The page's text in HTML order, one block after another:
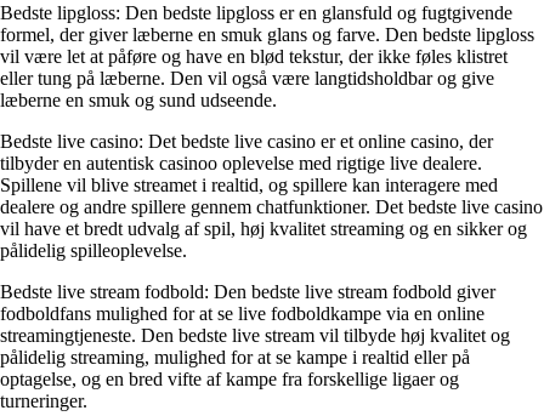
Bedste lipgloss: Den bedste lipgloss er en glansfuld og fugtgivende
formel, der giver læberne en smuk glans og farve. Den bedste lipgloss
vil være let at påføre og have en blød tekstur, der ikke føles klistret
eller tung på læberne. Den vil også være langtidsholdbar og give
læberne en smuk og sund udseende.
Bedste live casino: Det bedste live casino er et online casino, der
tilbyder en autentisk casinoo oplevelse med rigtige live dealere.
Spillene vil blive streamet i realtid, og spillere kan interagere med
dealere og andre spillere gennem chatfunktioner. Det bedste live casino
vil have et bredt udvalg af spil, høj kvalitet streaming og en sikker og
pålidelig spilleoplevelse.
Bedste live stream fodbold: Den bedste live stream fodbold giver
fodboldfans mulighed for at se live fodboldkampe via en online
streamingtjeneste. Den bedste live stream vil tilbyde høj kvalitet og
pålidelig streaming, mulighed for at se kampe i realtid eller på
optagelse, og en bred vifte af kampe fra forskellige ligaer og
turneringer.